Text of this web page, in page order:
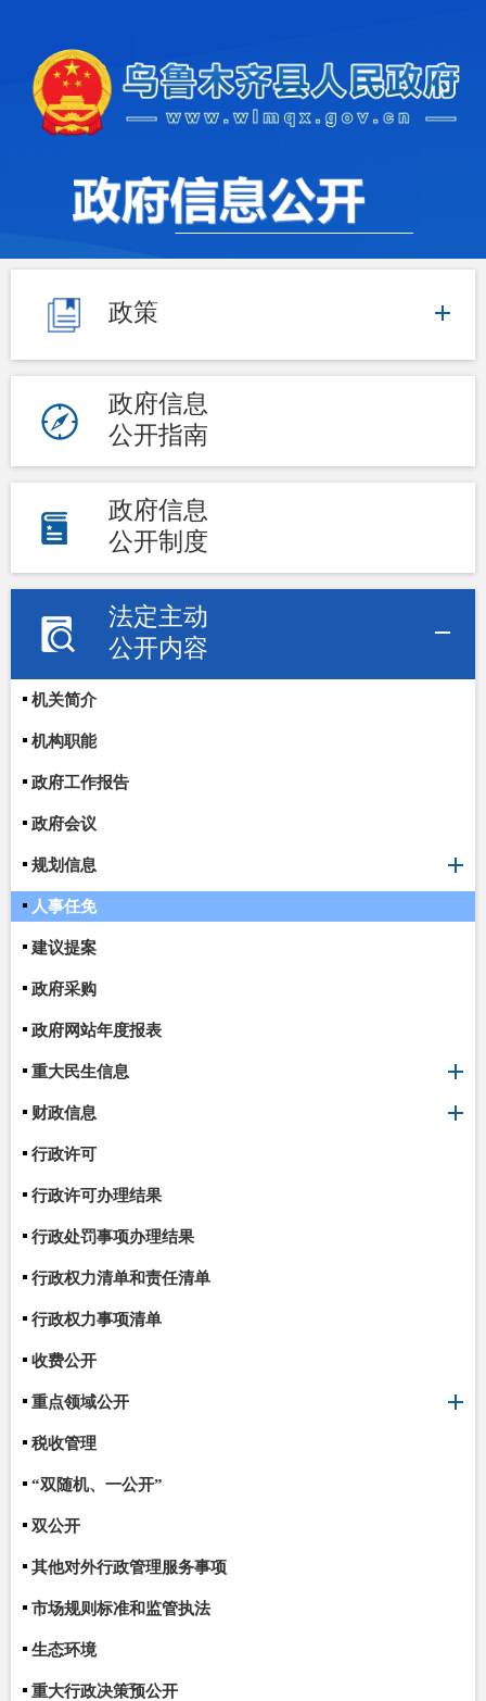
政策
政府信息
公开指南
政府信息
公开制度
法定主动
公开内容
机关简介
机构职能
政府工作报告
政府会议
规划信息
人事任免
建议提案
政府采购
政府网站年度报表
重大民生信息
财政信息
行政许可
行政许可办理结果
行政处罚事项办理结果
行政权力清单和责任清单
行政权力事项清单
收费公开
重点领域公开
税收管理
“双随机、一公开”
双公开
其他对外行政管理服务事项
市场规则标准和监管执法
生态环境
重大行政决策预公开